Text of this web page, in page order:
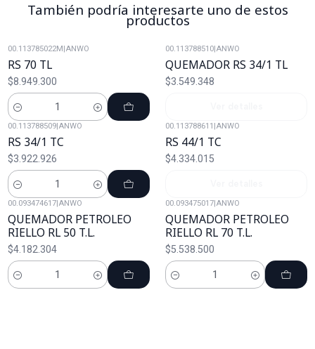
También podría interesarte uno de estos
productos
00.113785022M ANWO
RS 70 TL
$8.949.300
Cantidad
00.113788510 ANWO
QUEMADOR RS 34/1 TL
$3.549.348
00.113788509 ANWO
RS 34/1 TC
$3.922.926
Cantidad
00.113788611 ANWO
RS 44/1 TC
$4.334.015
00.093474617 ANWO
QUEMADOR PETROLEO
RIELLO RL 50 T.L.
$4.182.304
Cantidad
00.093475017 ANWO
QUEMADOR PETROLEO
RIELLO RL 70 T.L.
$5.538.500
Cantidad